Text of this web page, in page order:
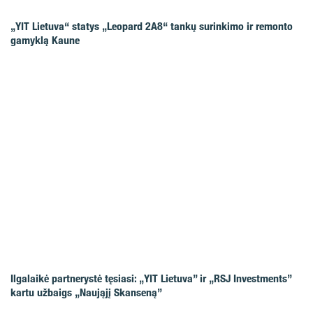
„YIT Lietuva“ statys „Leopard 2A8“ tankų surinkimo ir remonto
gamyklą Kaune
Ilgalaikė partnerystė tęsiasi: „YIT Lietuva” ir „RSJ Investments”
kartu užbaigs „Naująjį Skanseną”